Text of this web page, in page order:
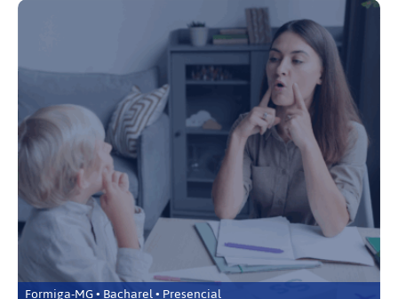
Formiga-MG • Bacharel • Presencial